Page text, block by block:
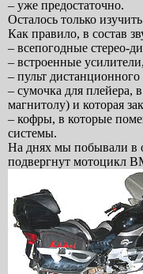
– уже предостаточно.
Осталось только
Как правило, в состав
– всепогодные стерео-
– встроенные
– пульт
– сумочка для
магнитолу) и которая
– кофры, в которые
системы.
На днях мы побывали в
подвергнут мотоцикл